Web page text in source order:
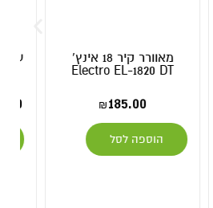
ערכת אוורור וסינון ריחות
לכל מטרה
₪495.00
–
בחר אפשרויות